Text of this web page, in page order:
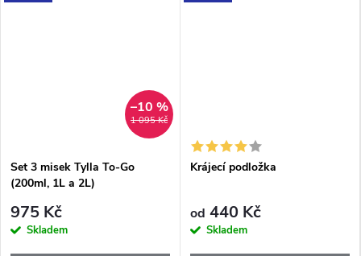
1 095 Kč
–10 %
Set 3 misek Tylla To-Go
(200ml, 1L a 2L)
975 Kč
Skladem
Krájecí podložka
od 440 Kč
Skladem